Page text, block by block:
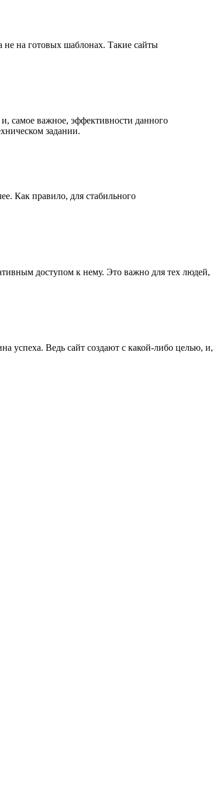
не на готовых шаблонах. Такие сайты
самое важное, эффективности данного
задании.
Как правило, для стабильного
доступом к нему. Это важно для тех людей,
успеха. Ведь сайт создают с какой-либо целью, и,